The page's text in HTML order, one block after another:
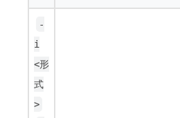
-
i
<形
式
>